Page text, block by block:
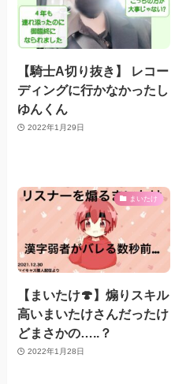
【騎士A切り抜き】 レコー
ディングに行かなかったし
ゆんくん
2022年1月29日
まいたけ
【まいたけ🍄】煽りスキル
高いまいたけさんだったけ
どまさかの…..？
2022年1月28日